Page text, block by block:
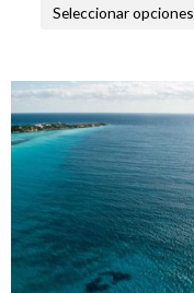
Seleccionar opciones